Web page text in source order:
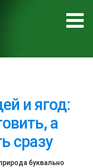
и ягод:
а
сразу
буквально